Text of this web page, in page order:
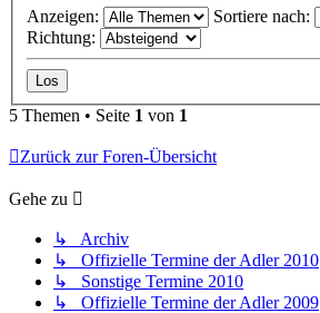
Anzeigen:
Sortiere nach:
Richtung:
5 Themen • Seite 1 von 1
Zurück zur Foren-Übersicht
Gehe zu
↳ Archiv
↳ Offizielle Termine der Adler 2010
↳ Sonstige Termine 2010
↳ Offizielle Termine der Adler 2009